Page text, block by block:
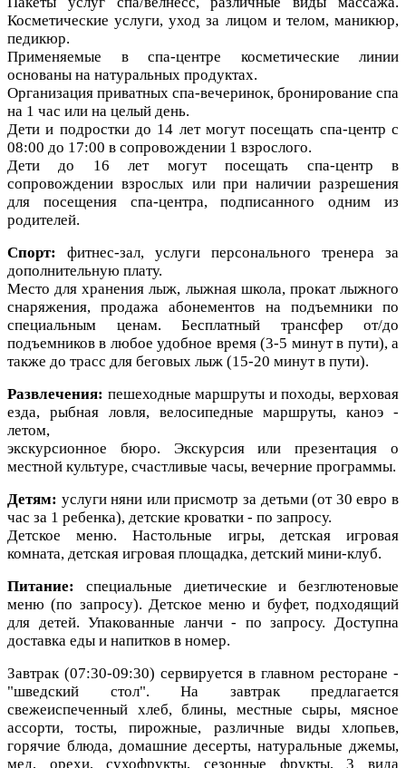
Косметические услуги, уход за лицом и телом, маникюр,
педикюр.
Применяемые в спа-центре косметические линии
основаны на натуральных продуктах.
Организация приватных спа-вечеринок, бронирование спа
на 1 час или на целый день.
Дети и подростки до 14 лет могут посещать спа-центр с
08:00 до 17:00 в сопровождении 1 взрослого.
Дети до 16 лет могут посещать спа-центр в
сопровождении взрослых или при наличии разрешения
для посещения спа-центра, подписанного одним из
родителей.
Спорт: фитнес-зал, услуги персонального тренера за
дополнительную плату.
Место для хранения лыж, лыжная школа, прокат лыжного
снаряжения, продажа абонементов на подъемники по
специальным ценам. Бесплатный трансфер от/до
подъемников в любое удобное время (3-5 минут в пути), а
также до трасс для беговых лыж (15-20 минут в пути).
Развлечения: пешеходные маршруты и походы, верховая
езда, рыбная ловля, велосипедные маршруты, каноэ -
летом,
экскурсионное бюро. Экскурсия или презентация о
местной культуре, счастливые часы, вечерние программы.
Детям: услуги няни или присмотр за детьми (от 30 евро в
час за 1 ребенка), детские кроватки - по запросу.
Детское меню. Настольные игры, детская игровая
комната, детская игровая площадка, детский мини-клуб.
Питание: cпециальные диетические и безглютеновые
меню (по запросу). Детское меню и буфет, подходящий
для детей. Упакованные ланчи - по запросу.
Доступна
доставка еды и напитков в номер.
Завтрак (07:30-09:30) сервируется в главном ресторане -
"шведский стол". На завтрак предлагается
свежеиспеченный хлеб, блины, местные сыры, мясное
ассорти,тосты, пирожные, различные виды хлопьев,
горячие блюда, домашние десерты, натуральные джемы,
мед, орехи, сухофрукты, сезонные фрукты, 3 вида